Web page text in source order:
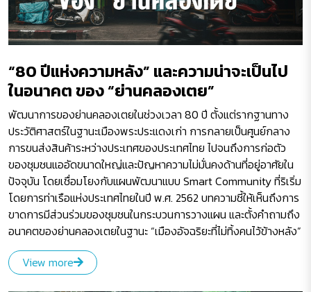
“80 ปีแห่งความหลัง” และความน่าจะเป็นไป
ในอนาคต ของ “ย่านคลองเตย”
พัฒนาการของย่านคลองเตยในช่วงเวลา 80 ปี ตั้งแต่รากฐานทาง
ประวัติศาสตร์ในฐานะเมืองพระประแดงเก่า การกลายเป็นศูนย์กลาง
การขนส่งสินค้าระหว่างประเทศของประเทศไทย ไปจนถึงการก่อตัว
ของชุมชนแออัดขนาดใหญ่และปัญหาความไม่มั่นคงด้านที่อยู่อาศัยใน
ปัจจุบัน โดยเชื่อมโยงกับแผนพัฒนาแบบ Smart Community ที่ริเริ่ม
โดยการท่าเรือแห่งประเทศไทยในปี พ.ศ. 2562 บทความชี้ให้เห็นถึงการ
ขาดการมีส่วนร่วมของชุมชนในกระบวนการวางแผน และตั้งคำถามถึง
อนาคตของย่านคลองเตยในฐานะ “เมืองอัจฉริยะที่ไม่ทิ้งคนไว้ข้างหลัง”
View more